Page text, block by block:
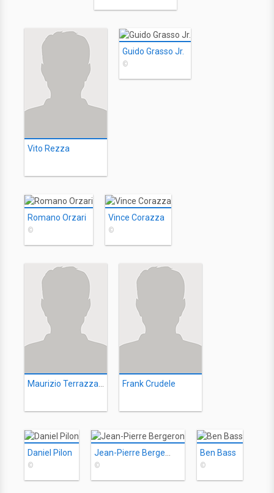
Vito Rezza
Guido Grasso Jr.
©
Romano Orzari
©
Vince Corazza
©
Frank Crudele
Daniel Pilon
© ©
Ben Bass
©